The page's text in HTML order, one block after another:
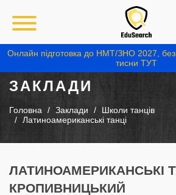
Онлайн підготовка до НМТ/ЗНО 2027,
тисни ТУТ
ЗАКЛАДИ
Головна Заклади
Школи танців
Латиноамериканські танці
ЛАТИНОАМЕРИКАНСЬКІ
КРОПИВНИЦЬКИЙ